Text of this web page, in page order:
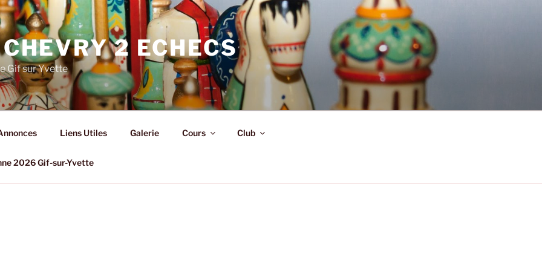
2 ECHECS
Gif sur Yvette
Liens Utiles Galerie Cours Club
2026 Gif-sur-Yvette